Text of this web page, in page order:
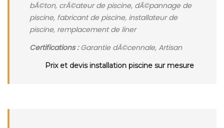
bÃ©ton, crÃ©ateur de piscine, dÃ©pannage de
piscine, fabricant de piscine, installateur de
piscine, remplacement de liner
Certifications :Garantie dÃ©cennale, Artisan
Prix et devis installation piscine sur mesure